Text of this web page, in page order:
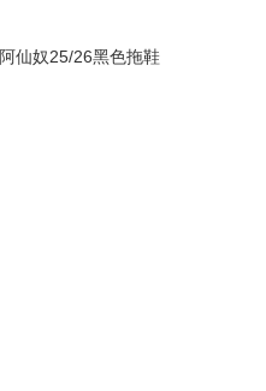
阿仙奴25/26黑色拖鞋